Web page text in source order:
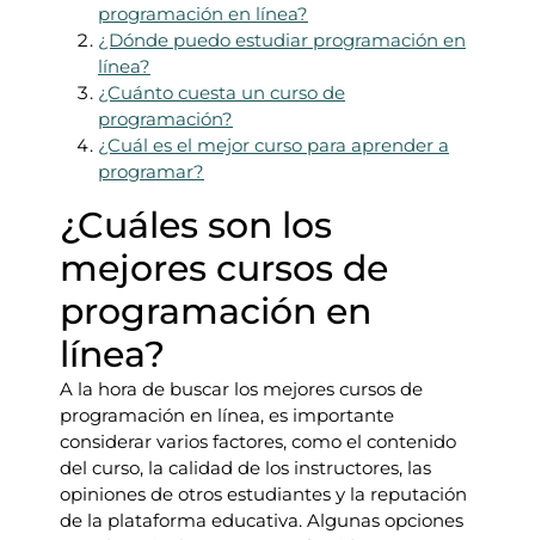
programación en línea?
¿Dónde puedo estudiar programación en
línea?
¿Cuánto cuesta un curso de
programación?
¿Cuál es el mejor curso para aprender a
programar?
¿Cuáles son los
mejores cursos de
programación en
línea?
A la hora de buscar los mejores cursos de
programación en línea, es importante
considerar varios factores, como el contenido
del curso, la calidad de los instructores, las
opiniones de otros estudiantes y la reputación
de la plataforma educativa. Algunas opciones